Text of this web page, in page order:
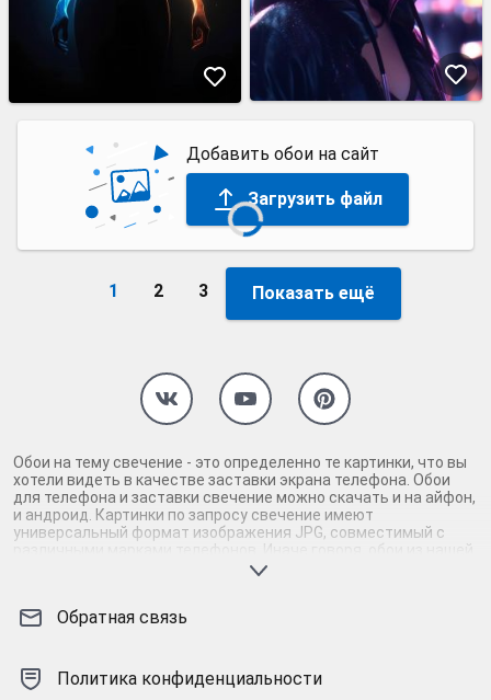
Добавить обои на сайт
Загрузить файл
1 2 3 Показать ещё
Обои на тему свечение - это определенно те картинки, что вы
хотели видеть в качестве заставки экрана телефона. Обои
для телефона и заставки свечение можно скачать и на айфон,
и андроид. Картинки по запросу свечение имеют
универсальный формат изображения JPG, совместимый с
различными марками телефонов. Иначе говоря, обои из нашей
коллекции высокого качества подойдут как заставка под
однозначно понравятся обои, если вы залипаете в смартфоне
тематические коллекции. Наши заставки будут красочно,
ярко, сочно выглядеть и займут в телефоне совсем немного
Обратная связь
Политика конфиденциальности